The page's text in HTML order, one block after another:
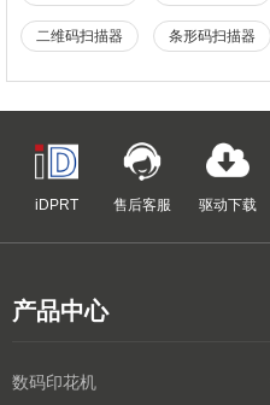
二维码扫描器 条形码扫描器
iDPRT 售后客服 驱动下载
产品中心
数码印花机